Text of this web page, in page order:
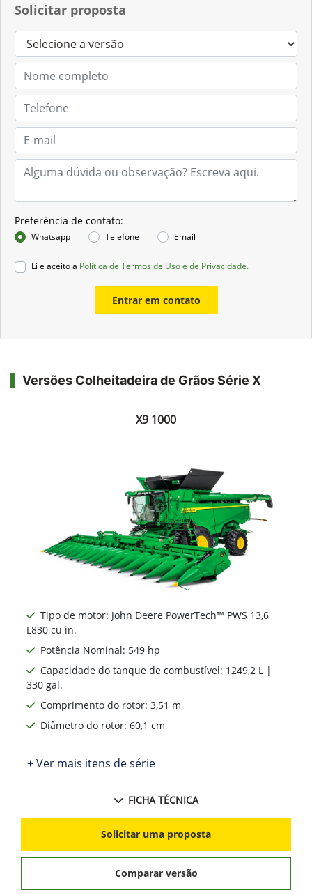
Solicitar proposta
Preferência de contato:
Whatsapp Telefone Email
Li e aceito a Política de Termos de Uso e de Privacidade.
Entrar em contato
Versões Colheitadeira de Grãos Série X
X9 1000
Tipo de motor: John Deere PowerTech™ PWS 13,6
L830 cu in.
Potência Nominal: 549 hp
Capacidade do tanque de combustível: 1249,2 L |
330 gal.
Comprimento do rotor: 3,51 m
Diâmetro do rotor: 60,1 cm
+ Ver mais itens de série
FICHA TÉCNICA
Solicitar uma proposta
Comparar versão